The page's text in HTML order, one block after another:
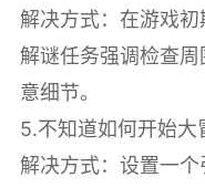
解决方式：在游戏
解谜任务强调检查
意细节。
5.不知道如何开始大
解决方式：设置一